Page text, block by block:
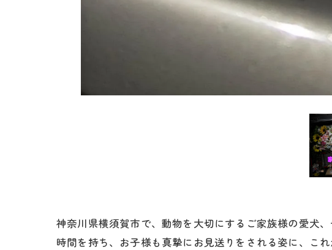
神奈川県横須賀市で、動物を大切にするご家族様の愛犬
時間を持ち、お子様も真摯にお見送りをされる姿に、こ